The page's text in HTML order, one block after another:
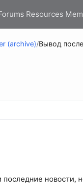
Resources
(archive)/Вывод
новости,